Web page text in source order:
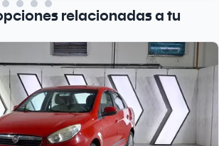
relacionadas a tu